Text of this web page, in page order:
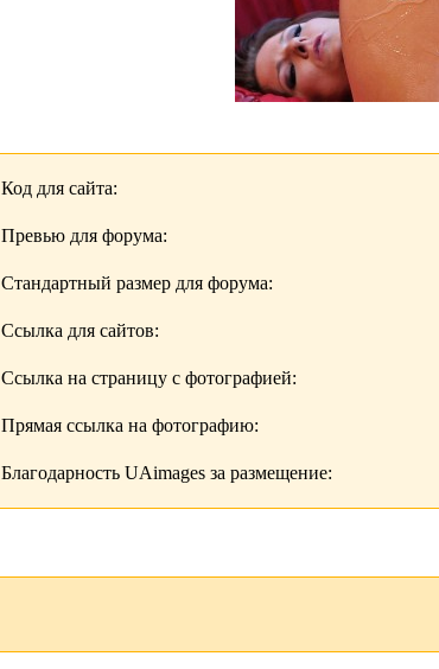
Код для сайта:
Превью для форума:
Стандартный размер для форума:
Ссылка для сайтов:
Ссылка на страницу с фотографией:
Прямая ссылка на фотографию:
Благодарность UAimages за размещение: